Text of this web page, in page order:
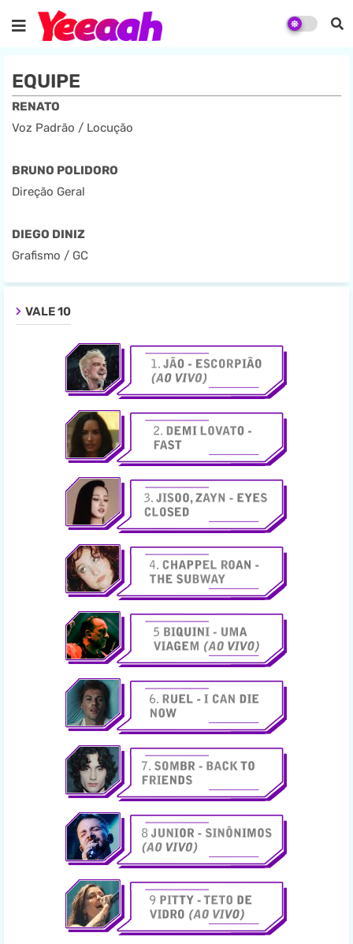
EQUIPE
RENATO
Voz Padrão / Locução
BRUNO POLIDORO
Direção Geral
DIEGO DINIZ
Grafismo / GC
VALE 10